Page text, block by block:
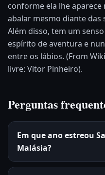
conforme ela lhe aparece
abalar mesmo diante das
Além disso, tem um
espírito de aventura e
entre os lábios. (From
livre: Vitor Pinheiro).
Perguntas
Em que ano estreou
Malásia?